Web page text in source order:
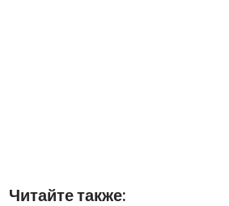
Читайте также: